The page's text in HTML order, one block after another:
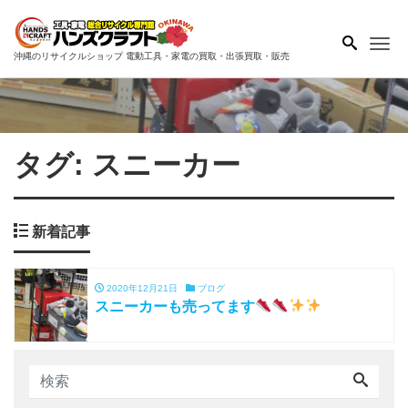
沖縄のリサイクルショップ 電動工具・家電の買取・出張買取・販売
タグ: スニーカー
新着記事
2020年12月21日 ブログ
スニーカーも売ってます